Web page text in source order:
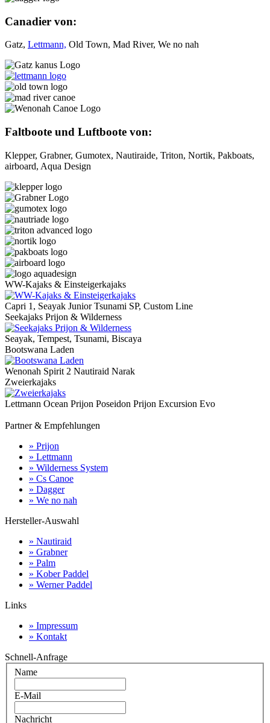
Canadier von:
Gatz, Lettmann, Old Town, Mad River, We no nah
Faltboote und Luftboote von:
Klepper, Grabner, Gumotex, Nautiraide, Triton, Nortik, Pakboats,
airboard, Aqua Design
WW-Kajaks & Einsteigerkajaks
Capri 1, Seayak Junior Tsunami SP, Custom Line
Seekajaks Prijon & Wilderness
Seayak, Tempest, Tsunami, Biscaya
Bootswana Laden
Wenonah Spirit 2 Nautiraid Narak
Zweierkajaks
Lettmann Ocean Prijon Poseidon Prijon Excursion Evo
Partner & Empfehlungen
» Prijon
» Lettmann
» Wilderness System
» Cs Canoe
» Dagger
» We no nah
Hersteller-Auswahl
» Nautiraid
» Grabner
» Palm
» Kober Paddel
» Werner Paddel
Links
» Impressum
» Kontakt
Schnell-Anfrage
Name
E-Mail
Nachricht